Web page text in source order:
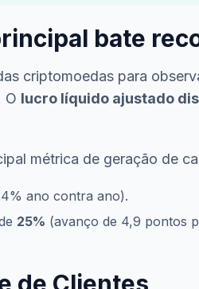
bate
criptomoedas para
O lucro líquido ajustado
métrica de geração de
ano contra ano).
25% (avanço de 4,9 pontos